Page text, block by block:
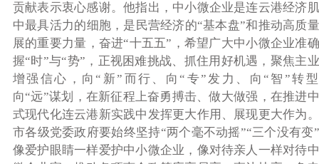
贡献表示衷心感谢。他指出，中小微企业是连云港经济
中最具活力的细胞，是民营经济的“基本盘”和推动高质
展的重要力量，奋进“十五五”，希望广大中小微企业准
握“时”与“势”，正视困难挑战、抓住用好机遇，聚焦主
增强信心，向“新”而行、向“专”发力、向“智”转
向“远”谋划，在新征程上奋勇搏击、做大做强，在推进
式现代化连云港新实践中发挥更大作用、展现更大作为
市各级党委政府要始终坚持“两个毫不动摇”“三个没有变
像爱护眼睛一样爱护中小微企业，像对待亲人一样对待